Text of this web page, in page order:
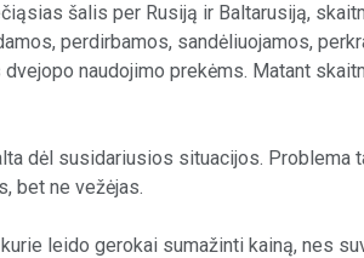
šalis per Rusiją ir Baltarusiją,
perdirbamos, sandėliuojamos,
naudojimo prekėms. Matant
dėl susidariusios situacijos.
bet ne vežėjas.
leido gerokai sumažinti kainą, nes